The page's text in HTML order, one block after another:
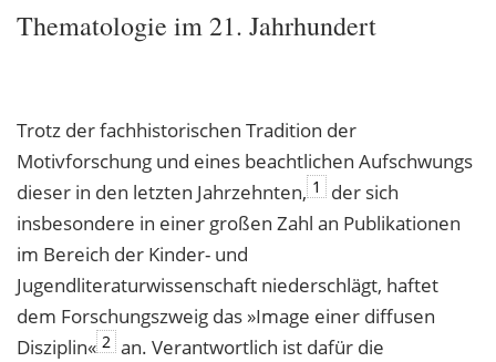
Thematologie im 21. Jahrhundert
Trotz der fachhistorischen Tradition der
Motivforschung und eines beachtlichen Aufschwungs
dieser in den letzten Jahrzehnten, 1
der sich
insbesondere in einer großen Zahl an Publikationen
im Bereich der Kinder- und
Jugendliteraturwissenschaft niederschlägt, haftet
dem Forschungszweig das »Image einer diffusen
Disziplin« 2 an. Verantwortlich ist dafür die